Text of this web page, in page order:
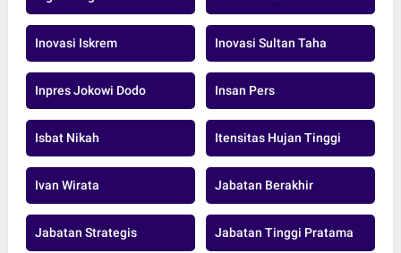
Inovasi Iskrem Inovasi Sultan Taha
Inpres Jokowi Dodo Insan Pers
Isbat Nikah Itensitas Hujan Tinggi
Ivan Wirata Jabatan Berakhir
Jabatan Strategis Jabatan Tinggi Pratama